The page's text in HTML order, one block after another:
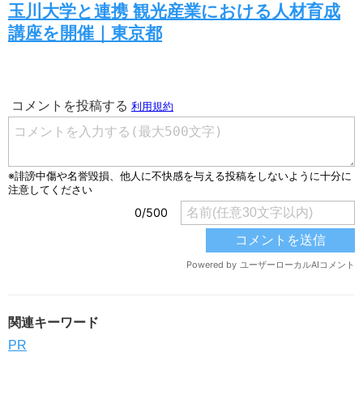
玉川大学と連携 観光産業における人材育成
講座を開催｜東京都
関連キーワード
PR